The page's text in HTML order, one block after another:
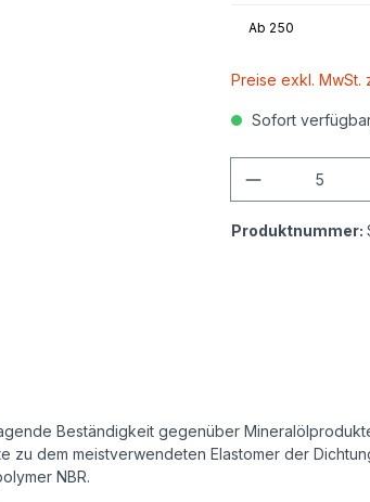
Ab 250
Preise exkl. MwSt.
Sofort
Produktnummer:
Beständigkeit gegenüber
dem meistverwendeten Elastomer der
NBR.